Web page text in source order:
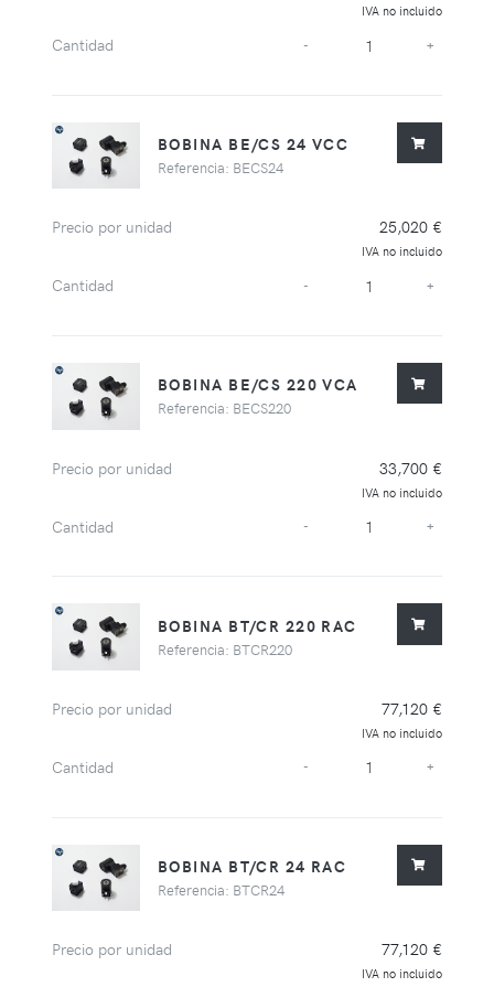
IVA no incluido
Cantidad - +
BOBINA BE/CS 24 VCC
Referencia: BECS24
Precio por unidad 25,020 €
IVA no incluido
Cantidad - +
BOBINA BE/CS 220 VCA
Referencia: BECS220
Precio por unidad 33,700 €
IVA no incluido
Cantidad - +
BOBINA BT/CR 220 RAC
Referencia: BTCR220
Precio por unidad 77,120 €
IVA no incluido
Cantidad - +
BOBINA BT/CR 24 RAC
Referencia: BTCR24
Precio por unidad 77,120 €
IVA no incluido